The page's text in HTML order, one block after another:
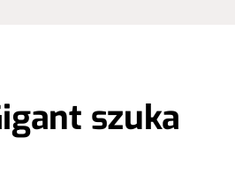
szuka